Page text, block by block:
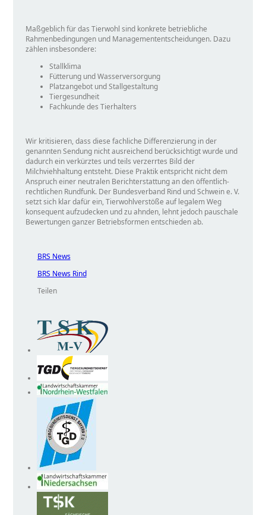
Maßgeblich für das Tierwohl sind konkrete betriebliche
Rahmenbedingungen und Managemententscheidungen. Dazu
zählen insbesondere:
Stallklima
Fütterung und Wasserversorgung
Platzangebot und Stallgestaltung
Tiergesundheit
Fachkunde des Tierhalters
Wir kritisieren, dass diese fachliche Differenzierung in der
genannten Sendung nicht ausreichend berücksichtigt wurde und
dadurch ein verkürztes und teils verzerrtes Bild der
Milchviehhaltung entsteht. Diese Praktik entspricht nicht dem
Anspruch einer neutralen Berichterstattung an den öffentlich-
rechtlichen Rundfunk. Der Bundesverband Rind und Schwein e. V.
setzt sich klar dafür ein, Tierwohlverstöße auf legalem Weg
konsequent aufzudecken und zu ahnden, lehnt jedoch pauschale
Bewertungen ganzer Betriebsformen entschieden ab.
BRS News
BRS News Rind
Teilen